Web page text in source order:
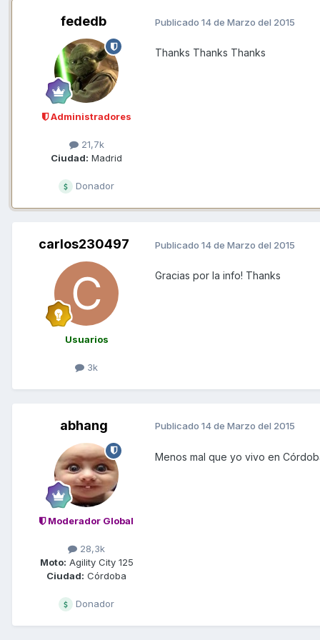
fededb
Administradores
21,7k
Ciudad: Madrid
Donador
Publicado 14 de Marzo del 2015
Thanks Thanks Thanks
carlos230497
Usuarios
3k
Publicado 14 de Marzo del 2015
Gracias por la info! Thanks
abhang
Moderador Global
28,3k
Moto: Agility City 125
Ciudad: Córdoba
Donador
Publicado 14 de Marzo del 2015
Menos mal que yo vivo en